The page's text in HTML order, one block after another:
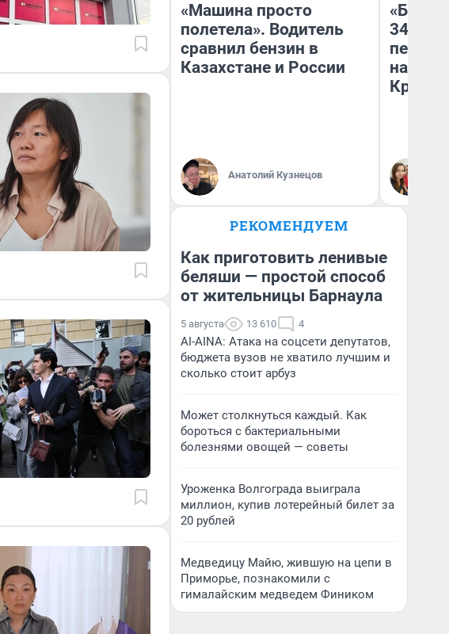
«Машина просто
полетела». Водитель
сравнил бензин в
Казахстане и России
Анатолий Кузнецов
«Был
349
на
Крым
РЕКОМЕНДУЕМ
Как приготовить ленивые
беляши — простой способ
от жительницы Барнаула
5 августа 13 610 4
AI-AINA: Атака на соцсети депутатов,
бюджета вузов не хватило лучшим и
сколько стоит арбуз
Может столкнуться каждый. Как
бороться с бактериальными
болезнями овощей — советы
Уроженка Волгограда выиграла
миллион, купив лотерейный билет за
20 рублей
Медведицу Майю, жившую на цепи в
Приморье, познакомили с
гималайским медведем Фиником